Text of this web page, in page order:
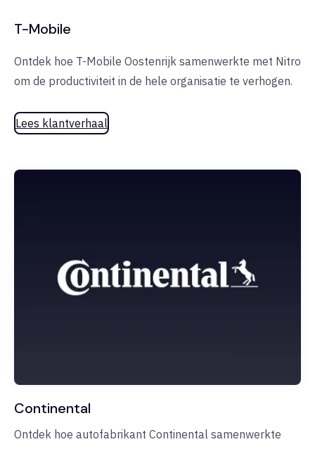
T-Mobile
Ontdek hoe T-Mobile Oostenrijk samenwerkte met Nitro
om de productiviteit in de hele organisatie te verhogen.
Lees klantverhaal
Continental
Ontdek hoe autofabrikant Continental samenwerkte